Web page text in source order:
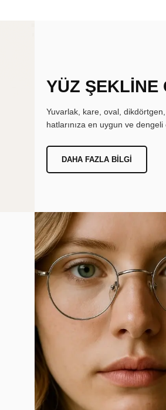
YÜZ ŞEKLİNE
Yuvarlak, kare, oval,
hatlarınıza en uygun ve
DAHA FAZLA BILGI